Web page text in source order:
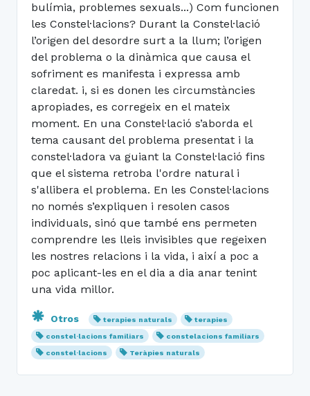
bulímia, problemes sexuals...) Com funcionen
les Constel·lacions? Durant la Constel·lació
l’origen del desordre surt a la llum; l’origen
del problema o la dinàmica que causa el
sofriment es manifesta i expressa amb
claredat. i, si es donen les circumstàncies
apropiades, es corregeix en el mateix
moment. En una Constel·lació s’aborda el
tema causant del problema presentat i la
constel·ladora va guiant la Constel·lació fins
que el sistema retroba l'ordre natural i
s'allibera el problema. En les Constel·lacions
no només s’expliquen i resolen casos
individuals, sinó que també ens permeten
comprendre les lleis invisibles que regeixen
les nostres relacions i la vida, i així a poc a
poc aplicant-les en el dia a dia anar tenint
una vida millor.
Otros terapies naturals
terapies
constel·lacions familiars
constelacions familiars
constel·lacions
Teràpies naturals